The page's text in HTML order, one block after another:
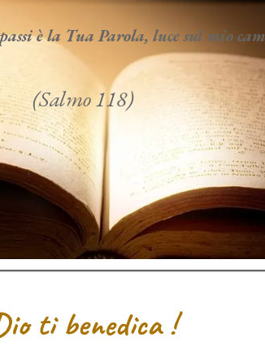
è la Tua Parola, luce sul mio
(Salmo 118)
ti benedica !